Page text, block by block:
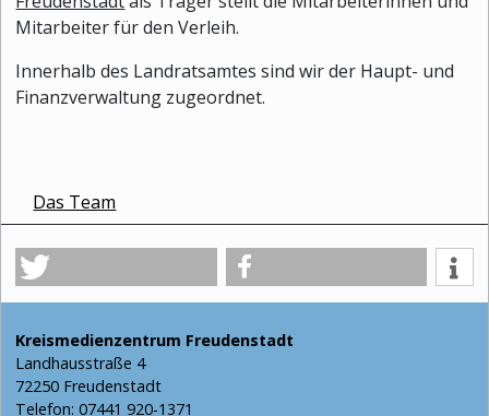
Mitarbeiter für den Verleih.
Innerhalb des Landratsamtes sind wir der Haupt- und
Finanzverwaltung zugeordnet.
Das Team
Kreismedienzentrum Freudenstadt
Landhausstraße 4
72250 Freudenstadt
Telefon: 07441 920-1371